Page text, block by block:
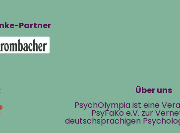
Partner
Über uns
PsychOlympia ist eine
PsyFaKo e.V. zur
deutschsprachigen